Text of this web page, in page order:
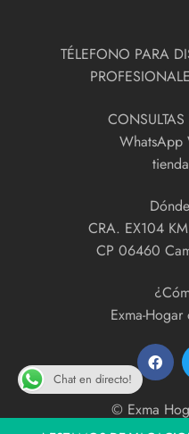
TÉLEFONO PARA
WhatsApp
CRA. EX104
CP 06460
Exma-
© Exma
Chat en directo!